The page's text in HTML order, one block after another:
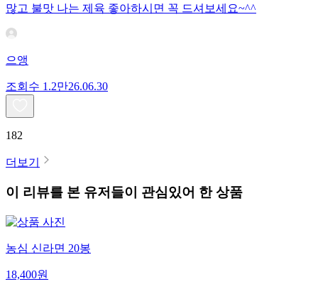
많고 불맛 나는 제육 좋아하시면 꼭 드셔보세요~^^
으앵
조회수 1.2만26.06.30
182
더보기
이 리뷰를 본 유저들이 관심있어 한 상품
농심 신라면 20봉
18,400원